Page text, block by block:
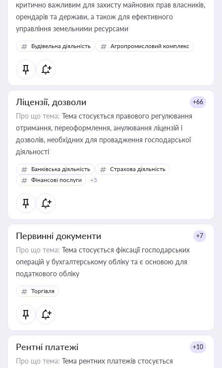
критично важливим для захисту майнових прав власників,
орендарів та держави, а також для ефективного
управління земельними ресурсами
Будівельна діяльність Агропромисловий комплекс
Ліцензії, дозволи +66
Про що тема: Тема стосується правового регулювання
отримання, переоформлення, анулювання ліцензій і
дозволів, необхідних для провадження господарської
діяльності
Банківська діяльність
Страхова діяльність
Фінансові послуги
+5
Первинні документи +7
Про що тема: Тема стосується фіксації господарських
операцій у бухгалтерському обліку та є основою для
податкового обліку
Торгівля
Рентні платежі +10
Про що тема: Тема рентних платежів стосується